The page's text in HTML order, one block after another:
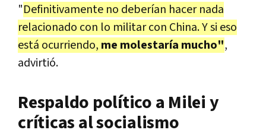
"Definitivamente no deberían hacer nada
relacionado con lo militar con China. Y si eso
está ocurriendo, me molestaría mucho",
advirtió.
Respaldo político a Milei y
críticas al socialismo